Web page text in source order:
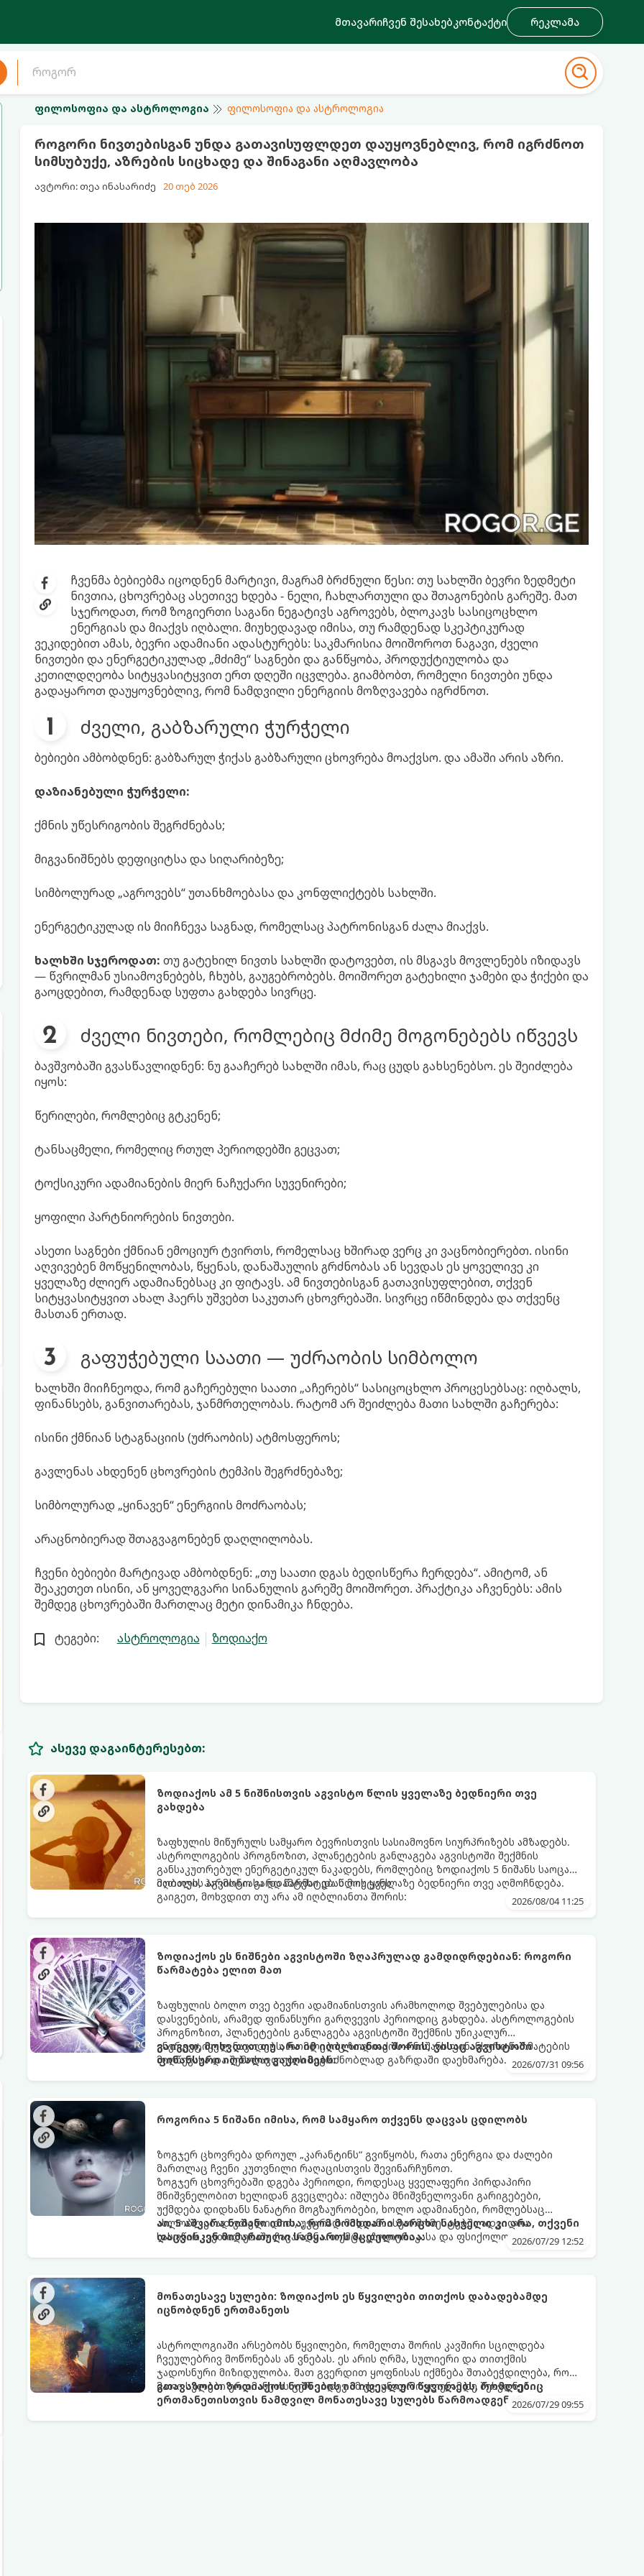
მთავარიჩვენ შესახებკონტაქტი რეკლამა
ფილოსოფია და ასტროლოგია ფილოსოფია და ასტროლოგია
როგორი ნივთებისგან უნდა გათავისუფლდეთ დაუყოვნებლივ, რომ იგრძნოთ
სიმსუბუქე, აზრების სიცხადე და შინაგანი აღმავლობა
ავტორი: თეა ინასარიძე 20 თებ 2026
ჩვენმა ბებიებმა იცოდნენ მარტივი, მაგრამ ბრძნული წესი: თუ სახლში ბევრი ზედმეტი
ნივთია, ცხოვრებაც ასეთივე ხდება - ნელი, ჩახლართული და შთაგონების გარეშე. მათ
სჯეროდათ, რომ ზოგიერთი საგანი ნეგატივს აგროვებს, ბლოკავს სასიცოცხლო
ენერგიას და მიაქვს იღბალი. მიუხედავად იმისა, თუ რამდენად სკეპტიკურად
ვეკიდებით ამას, ბევრი ადამიანი ადასტურებს: საკმარისია მოიშოროთ ნაგავი, ძველი
ნივთები და ენერგეტიკულად „მძიმე“ საგნები და განწყობა, პროდუქტიულობა და
კეთილდღეობა სიტყვასიტყვით ერთ დღეში იცვლება. გიამბობთ, რომელი ნივთები უნდა
გადაყაროთ დაუყოვნებლივ, რომ ნამდვილი ენერგიის მოზღვავება იგრძნოთ.
ძველი, გაბზარული ჭურჭელი
ბებიები ამბობდნენ: გაბზარულ ჭიქას გაბზარული ცხოვრება მოაქვსო. და ამაში არის აზრი.
დაზიანებული ჭურჭელი:
ქმნის უწესრიგობის შეგრძნებას;
მიგვანიშნებს დეფიციტსა და სიღარიბეზე;
სიმბოლურად „აგროვებს“ უთანხმოებასა და კონფლიქტებს სახლში.
ენერგეტიკულად ის მიიჩნევა საგნად, რომელსაც პატრონისგან ძალა მიაქვს.
ხალხში სჯეროდათ: თუ გატეხილ ნივთს სახლში დატოვებთ, ის მსგავს მოვლენებს იზიდავს
— წვრილმან უსიამოვნებებს, ჩხუბს, გაუგებრობებს. მოიშორეთ გატეხილი ჯამები და ჭიქები და
გაოცდებით, რამდენად სუფთა გახდება სივრცე.
ძველი ნივთები, რომლებიც მძიმე მოგონებებს იწვევს
ბავშვობაში გვასწავლიდნენ: ნუ გააჩერებ სახლში იმას, რაც ცუდს გახსენებსო. ეს შეიძლება
იყოს:
წერილები, რომლებიც გტკენენ;
ტანსაცმელი, რომელიც რთულ პერიოდებში გეცვათ;
ტოქსიკური ადამიანების მიერ ნაჩუქარი სუვენირები;
ყოფილი პარტნიორების ნივთები.
ასეთი საგნები ქმნიან ემოციურ ტვირთს, რომელსაც ხშირად ვერც კი ვაცნობიერებთ. ისინი
აღვივებენ მოწყენილობას, წყენას, დანაშაულის გრძნობას ან სევდას ეს ყოველივე კი
ყველაზე ძლიერ ადამიანებსაც კი ფიტავს. ამ ნივთებისგან გათავისუფლებით, თქვენ
სიტყვასიტყვით ახალ ჰაერს უშვებთ საკუთარ ცხოვრებაში. სივრცე იწმინდება და თქვენც
მასთან ერთად.
გაფუჭებული საათი — უძრაობის სიმბოლო
ხალხში მიიჩნეოდა, რომ გაჩერებული საათი „აჩერებს“ სასიცოცხლო პროცესებსაც: იღბალს,
ფინანსებს, განვითარებას, ჯანმრთელობას. რატომ არ შეიძლება მათი სახლში გაჩერება:
ისინი ქმნიან სტაგნაციის (უძრაობის) ატმოსფეროს;
გავლენას ახდენენ ცხოვრების ტემპის შეგრძნებაზე;
სიმბოლურად „ყინავენ“ ენერგიის მოძრაობას;
არაცნობიერად შთაგვაგონებენ დაღლილობას.
ჩვენი ბებიები მარტივად ამბობდნენ: „თუ საათი დგას ბედისწერა ჩერდება“. ამიტომ, ან
შეაკეთეთ ისინი, ან ყოველგვარი სინანულის გარეშე მოიშორეთ. პრაქტიკა აჩვენებს: ამის
შემდეგ ცხოვრებაში მართლაც მეტი დინამიკა ჩნდება.
ტეგები: ასტროლოგია ზოდიაქო
ასევე დაგაინტერესებთ:
ზოდიაქოს ამ 5 ნიშნისთვის აგვისტო წლის ყველაზე ბედნიერი თვე
გახდება
ზაფხულის მიწურულს სამყარო ბევრისთვის სასიამოვნო სიურპრიზებს ამზადებს.
ასტროლოგების პროგნოზით, პლანეტების განლაგება აგვისტოში შექმნის
განსაკუთრებულ ენერგეტიკულ ნაკადებს, რომლებიც ზოდიაქოს 5 ნიშანს საოცარ
იღბალს, ჰარმონიასა და წარმატებას მოუტანს.
მათთვის აგვისტო გარდამტეხი და წლის ყველაზე ბედნიერი თვე აღმოჩნდება.
გაიგეთ, მოხვდით თუ არა ამ იღბლიანთა შორის:
2026/08/04 11:25
ზოდიაქოს ეს ნიშნები აგვისტოში ზღაპრულად გამდიდრდებიან: როგორი
წარმატება ელით მათ
ზაფხულის ბოლო თვე ბევრი ადამიანისთვის არამხოლოდ შვებულებისა და
დასვენების, არამედ ფინანსური გარღვევის პერიოდიც გახდება. ასტროლოგების
პროგნოზით, პლანეტების განლაგება აგვისტოში შექმნის უნიკალურ
ენერგეტიკულ ნაკადებს, რომლებიც ზოდიაქოს 4 ნიშანს ფინანსური წარმატების
მიღწევასა და შემოსავლების საგრძნობლად გაზრდაში დაეხმარება.
გაიგეთ, მოხვდით თუ არა იმ იღბლიანთა შორის, ვისაც აგვისტოში
ფინანსური იღბალი გაუღიმებს:
2026/07/31 09:56
როგორია 5 ნიშანი იმისა, რომ სამყარო თქვენს დაცვას ცდილობს
ზოგჯერ ცხოვრება დროულ „კარანტინს“ გვიწყობს, რათა ენერგია და ძალები
მართლაც ჩვენი კუთვნილი რაღაცისთვის შევინარჩუნოთ.
ზოგჯერ ცხოვრებაში დგება პერიოდი, როდესაც ყველაფერი პირდაპირი
მნიშვნელობით ხელიდან გვეცლება: იშლება მნიშვნელოვანი გარიგებები,
უქმდება დიდხანს ნანატრი მოგზაურობები, ხოლო ადამიანები, რომლებსაც
ახლობლებად ვთვლიდით, უეცრად მიდიან. ასეთ მომენტებში ადვილია
სასოწარკვეთილებაში ჩავარდნა. თუმცა ეზოთერიკასა და ფსიქოლოგიაში ეს
აი, 5 აშკარა ნიშანი იმისა, რომ მომხდარი მარცხი სასჯელი კი არა, თქვენი
დაცვისკენ მიმართული სამყაროს მცდელობაა:
2026/07/29 12:52
მონათესავე სულები: ზოდიაქოს ეს წყვილები თითქოს დაბადებამდე
იცნობდნენ ერთმანეთს
ასტროლოგიაში არსებობს წყვილები, რომელთა შორის კავშირი სცილდება
ჩვეულებრივ მოწონებას ან ვნებას. ეს არის ღრმა, სულიერი და თითქმის
ჯადოსნური მიზიდულობა. მათ გვერდით ყოფნისას იქმნება შთაბეჭდილება, რომ
მათი სულები ერთმანეთს ჯერ კიდევ ამ ქვეყნად მოვლენამდე შეხვდნენ.
გთავაზობთ ზოდიაქოს ნიშნების იმ იდეალურ წყვილებს, რომლებიც
ერთმანეთისთვის ნამდვილ მონათესავე სულებს წარმოადგენენ:2026/07/29 09:55